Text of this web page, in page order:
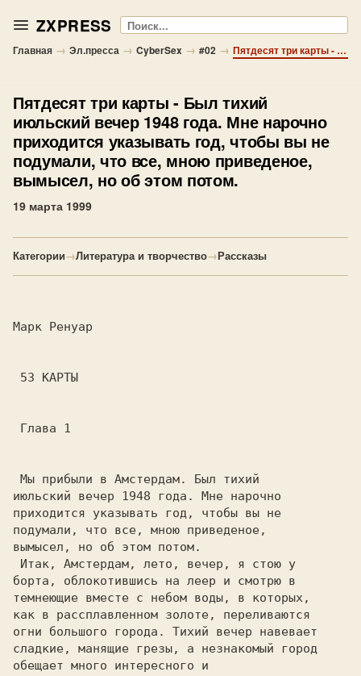
ZXPRESS Поиск
Главная → Эл.пресса → CyberSex → #02 → Пятдесят три карты - Был тихий июльский вечер 1948 года. Мне нарочно приходится указывать год, чтобы вы не подумали, что все, мною приведеное, вымысел, но об этом потом.
Пятдесят три карты - Был тихий
июльский вечер 1948 года. Мне нарочно
приходится указывать год, чтобы вы не
подумали, что все, мною приведеное,
вымысел, но об этом потом.
19 марта 1999
Категории→Литература и творчество→Рассказы